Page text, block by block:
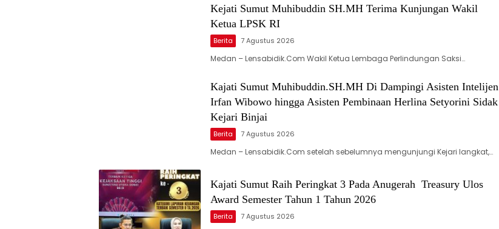
Kejati Sumut Muhibuddin SH.MH Terima Kunjungan Wakil
Ketua LPSK RI
Berita 7 Agustus 2026
Medan – Lensabidik.Com Wakil Ketua Lembaga Perlindungan Saksi…
Kajati Sumut Muhibuddin.SH.MH Di Dampingi Asisten Intelijen
Irfan Wibowo hingga Asisten Pembinaan Herlina Setyorini Sidak
Kejari Binjai
Berita 7 Agustus 2026
Medan – Lensabidik.Com setelah sebelumnya mengunjungi Kejari langkat,…
Kajati Sumut Raih Peringkat 3 Pada Anugerah Treasury Ulos
Award Semester Tahun 1 Tahun 2026
Berita 7 Agustus 2026